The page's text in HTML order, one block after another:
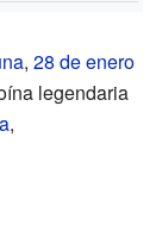
, 28 de enero
legendaria
,